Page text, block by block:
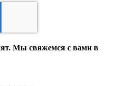
Мы свяжемся с вами в